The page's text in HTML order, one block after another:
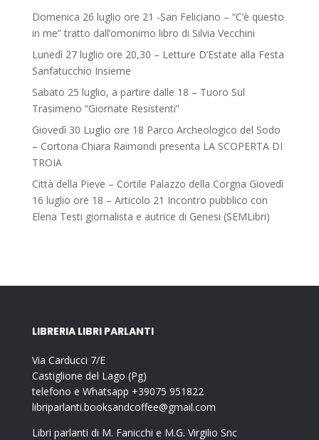
Domenica 26 luglio ore 21 -San Feliciano – “C’è questo
in me” tratto dall’omonimo libro di Silvia Vecchini
Lunedì 27 luglio ore 20,30 – Letture D’Estate alla Festa
Sanfatucchio Insieme
Sabato 25 luglio, a partire dalle 18 – Tuoro Sul
Trasimeno “Giornate Resistenti”
Giovedì 30 Luglio ore 18 Parco Archeologico del Sodo
– Cortona Chiara Raimondi presenta LA SCOPERTA DI
TROIA
Città della Pieve – Cortile Palazzo della Corgna Giovedì
16 luglio ore 18 – Articolo 21 Incontro pubblico con
Elena Testi giornalista e autrice di Genesi (SEMLibri)
LIBRERIA LIBRI PARLANTI
Via Carducci 7/E
Castiglione del Lago (Pg)
telefono e Whatsapp +39075 951822
libriparlanti.booksandcoffee@gmail.com
Libri parlanti di M. Fanicchi e M.G. Virgilio Snc